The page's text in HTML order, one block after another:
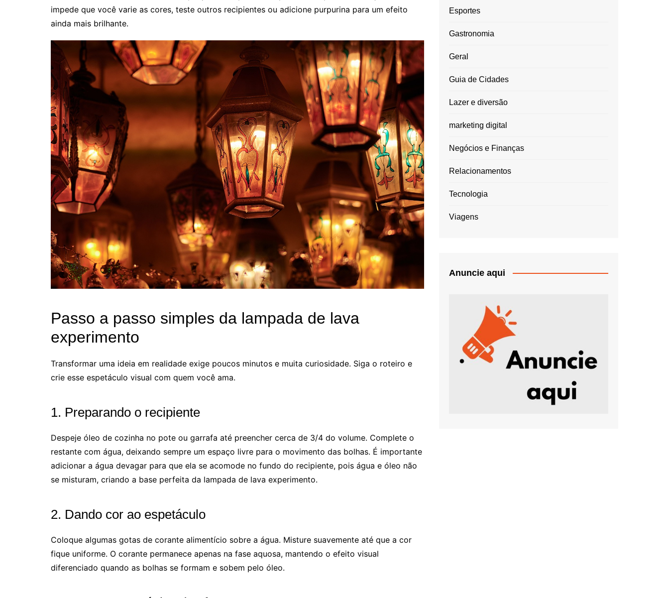
impede que você varie as cores, teste outros recipientes ou adicione purpurina para um efeito
ainda mais brilhante.
Passo a passo simples da lampada de lava
experimento
Transformar uma ideia em realidade exige poucos minutos e muita curiosidade. Siga o roteiro e
crie esse espetáculo visual com quem você ama.
1. Preparando o recipiente
Despeje óleo de cozinha no pote ou garrafa até preencher cerca de 3/4 do volume. Complete o
restante com água, deixando sempre um espaço livre para o movimento das bolhas. É importante
adicionar a água devagar para que ela se acomode no fundo do recipiente, pois água e óleo não
se misturam, criando a base perfeita da lampada de lava experimento.
2. Dando cor ao espetáculo
Coloque algumas gotas de corante alimentício sobre a água. Misture suavemente até que a cor
fique uniforme. O corante permanece apenas na fase aquosa, mantendo o efeito visual
diferenciado quando as bolhas se formam e sobem pelo óleo.
Esportes
Gastronomia
Geral
Guia de Cidades
Lazer e diversão
marketing digital
Negócios e Finanças
Relacionamentos
Tecnologia
Viagens
Anuncie aqui